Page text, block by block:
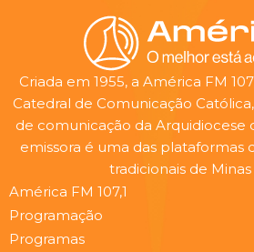
Criada em 1955, a América FM
Catedral de Comunicação
de comunicação da Arquidiocese
emissora é uma das plataformas
tradicionais de Minas
América FM 107,1
Programação
Programas